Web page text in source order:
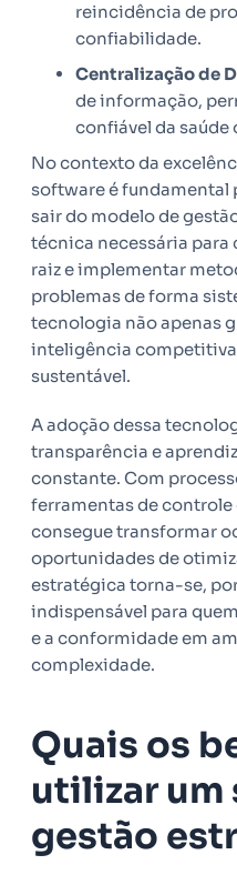
reincidência de
confiabilidade.
Centralização de
de informação,
confiável da saúde
No contexto da
software é fundamental
sair do modelo de
técnica necessária para
raiz e implementar
problemas de forma
tecnologia não apenas
inteligência
sustentável.
A adoção dessa
transparência e
constante. Com
ferramentas de controle
consegue transformar
oportunidades de
estratégica torna-se,
indispensável para
e a conformidade em
complexidade.
Quais os
utilizar um
gestão